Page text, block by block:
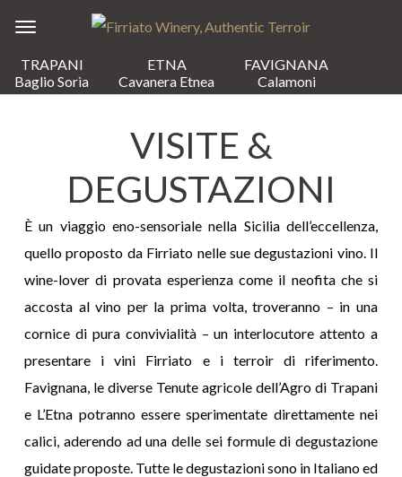
VISITE &
DEGUSTAZIONI
È un viaggio eno-sensoriale nella Sicilia dell’eccellenza,
quello proposto da Firriato nelle sue degustazioni vino. Il
wine-lover di provata esperienza come il neofita che si
accosta al vino per la prima volta, troveranno – in una
cornice di pura convivialità – un interlocutore attento a
presentare i vini Firriato e i terroir di riferimento.
Favignana, le diverse Tenute agricole dell’Agro di Trapani
e L’Etna potranno essere sperimentate direttamente nei
calici, aderendo ad una delle sei formule di degustazione
guidate proposte. Tutte le degustazioni sono in Italiano ed
TRAPANI
Baglio Sorìa
ETNA
Cavanera Etnea
FAVIGNANA
Calamoni